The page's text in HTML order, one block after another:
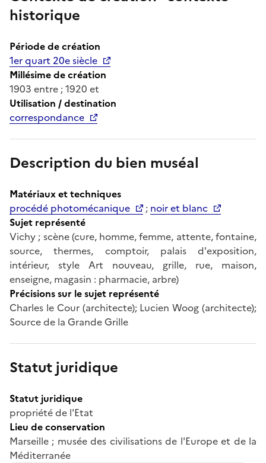
historique
Période de création
1er quart 20e siècle
Millésime de création
1903 entre ; 1920 et
Utilisation / destination
correspondance
Description du bien muséal
Matériaux et techniques
procédé photomécanique
; noir et blanc
Sujet représenté
Vichy ; scène (cure, homme, femme, attente, fontaine,
source, thermes, comptoir, palais d'exposition,
intérieur, style Art nouveau, grille, rue, maison,
enseigne, magasin : pharmacie, arbre)
Précisions sur le sujet représenté
Charles le Cour (architecte); Lucien Woog (architecte);
Source de la Grande Grille
Statut juridique
Statut juridique
propriété de l'Etat
Lieu de conservation
Marseille ; musée des civilisations de l'Europe et de la
Méditerranée